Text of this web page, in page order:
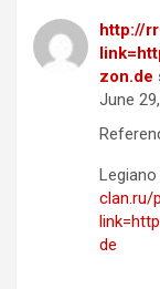
http://
zon.de
June
clan.ru/
de